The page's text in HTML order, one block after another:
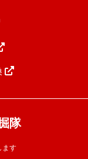
隊
ます